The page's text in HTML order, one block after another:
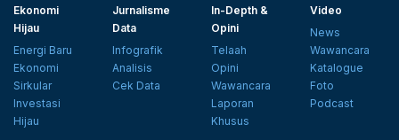
Ekonomi
Hijau
Energi Baru
Ekonomi
Sirkular
Investasi
Hijau
Jurnalisme
Data
Infografik
Analisis
Cek Data
In-Depth &
Opini
Telaah
Opini
Wawancara
Laporan
Khusus
Video
News
Wawancara
Katalogue
Foto
Podcast